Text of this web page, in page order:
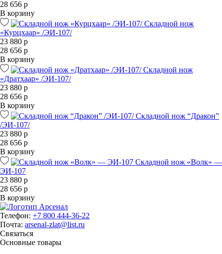
28 656 р
В корзину
Складной нож
«Курцхаар» /ЭИ-107/
23 880 р
28 656 р
В корзину
Складной нож
«Дратхаар» /ЭИ-107/
23 880 р
28 656 р
В корзину
Складной нож “Дракон”
/ЭИ-107/
23 880 р
28 656 р
В корзину
Складной нож «Волк» —
ЭИ-107
23 880 р
28 656 р
В корзину
Телефон: +7 800 444-36-22
Почта: arsenal-zlat@list.ru
Связаться
Основные товары